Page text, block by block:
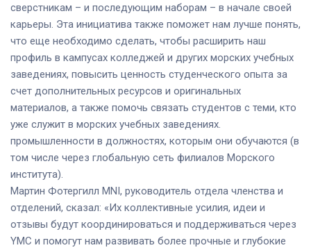
сверстникам – и последующим наборам – в начале своей
карьеры. Эта инициатива также поможет нам лучше понять,
что еще необходимо сделать, чтобы расширить наш
профиль в кампусах колледжей и других морских учебных
заведениях, повысить ценность студенческого опыта за
счет дополнительных ресурсов и оригинальных
материалов, а также помочь связать студентов с теми, кто
уже служит в морских учебных заведениях.
промышленности в должностях, которым они обучаются (в
том числе через глобальную сеть филиалов Морского
института).
Мартин Фотергилл MNI, руководитель отдела членства и
отделений, сказал: «Их коллективные усилия, идеи и
отзывы будут координироваться и поддерживаться через
YMC и помогут нам развивать более прочные и глубокие